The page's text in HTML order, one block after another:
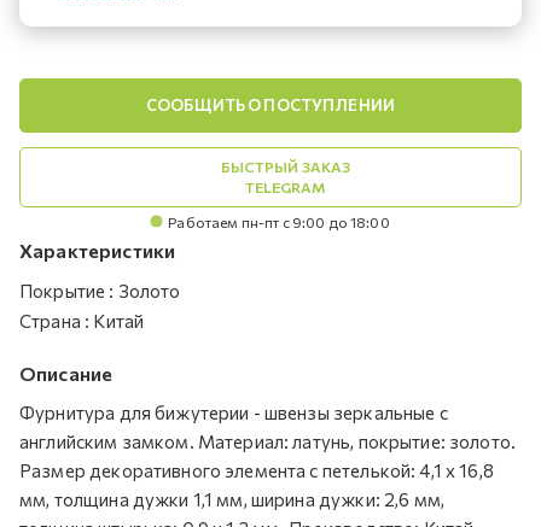
СООБЩИТЬ О ПОСТУПЛЕНИИ
БЫСТРЫЙ ЗАКАЗ
TELEGRAM
Работаем пн-пт с 9:00 до 18:00
Характеристики
Покрытие : Золото
Страна : Китай
Описание
Фурнитура для бижутерии - швензы зеркальные с
английским замком. Материал: латунь, покрытие: золото.
Размер декоративного элемента с петелькой: 4,1 х 16,8
мм, толщина дужки 1,1 мм, ширина дужки: 2,6 мм,